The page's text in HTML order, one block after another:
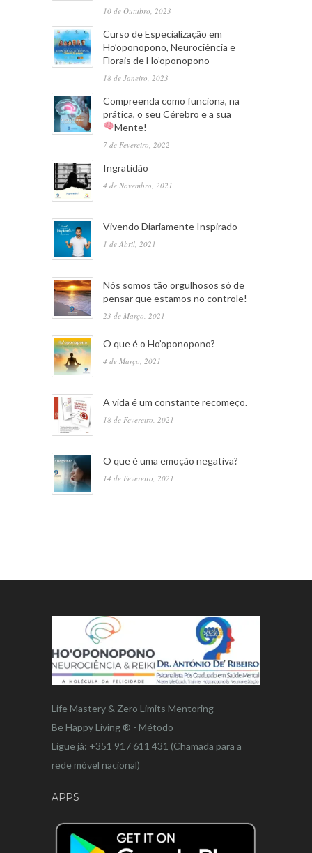
10 de Outubro, 2023
Curso de Especialização em
Ho’oponopono, Neurociência e
Florais de Ho’oponopono
18 de Janeiro, 2023
Compreenda como funciona, na
prática, o seu Cérebro e a sua
Mente!
7 de Fevereiro, 2022
Ingratidão
4 de Novembro, 2021
Vivendo Diariamente Inspirado
1 de Abril, 2021
Nós somos tão orgulhosos só de
pensar que estamos no controle!
23 de Março, 2021
O que é o Ho’oponopono?
4 de Março, 2021
A vida é um constante recomeço.
18 de Fevereiro, 2021
O que é uma emoção negativa?
14 de Fevereiro, 2021
Life Mastery & Zero Limits Mentoring
Be Happy Living ® - Método
Ligue já: +351 917 611 431 (Chamada para a
rede móvel nacional)
APPS